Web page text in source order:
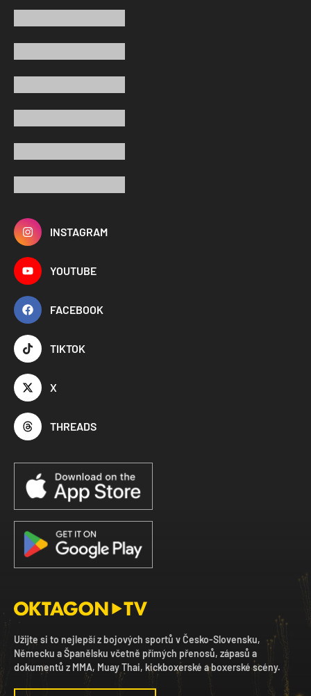
INSTAGRAM
YOUTUBE
FACEBOOK
TIKTOK
X
THREADS
Užijte si to nejlepší z bojových sportů v Česko-Slovensku,
Německu a Španělsku včetně přímých přenosů, zápasů a
dokumentů z MMA, Muay Thai, kickboxerské a boxerské scény.